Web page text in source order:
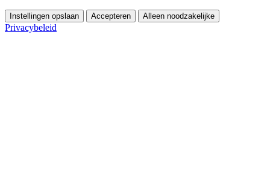
Instellingen opslaan Accepteren Alleen noodzakelijke
Privacybeleid